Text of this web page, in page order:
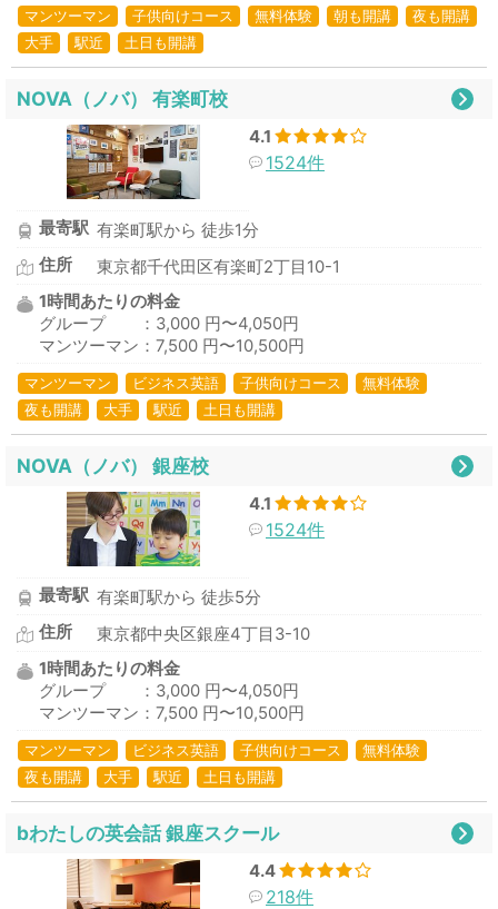
マンツーマン 子供向けコース 無料体験 朝も開講
夜も開講
大手
駅近 土日も開講
NOVA（ノバ） 有楽町校
4.1
1524件
最寄駅 有楽町駅から 徒歩1分
住所
東京都千代田区有楽町2丁目10-1
1時間あたりの料金
グループ ：3,000 円〜4,050円
マンツーマン：7,500 円〜10,500円
マンツーマン ビジネス英語 子供向けコース
無料体験
夜も開講
大手 駅近 土日も開講
NOVA（ノバ） 銀座校
4.1
1524件
最寄駅 有楽町駅から 徒歩5分
住所
東京都中央区銀座4丁目3-10
1時間あたりの料金
グループ ：3,000 円〜4,050円
マンツーマン：7,500 円〜10,500円
マンツーマン ビジネス英語 子供向けコース
無料体験
夜も開講
大手 駅近 土日も開講
bわたしの英会話 銀座スクール
4.4
218件